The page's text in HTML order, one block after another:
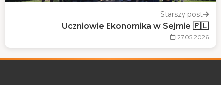
Starszy post
Uczniowie Ekonomika w Sejmie 🇵🇱
27.05.2026